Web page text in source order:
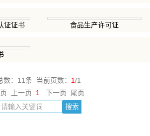
证证书 食品生产许可证
数：11条 当前页数： 1/1
上一页 1 下一页 尾页